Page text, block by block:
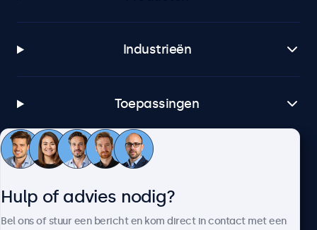
Industrieën
Toepassingen
Klantenservice
Hulp of advies nodig?
Bel ons of stuur een bericht en kom direct in contact met een